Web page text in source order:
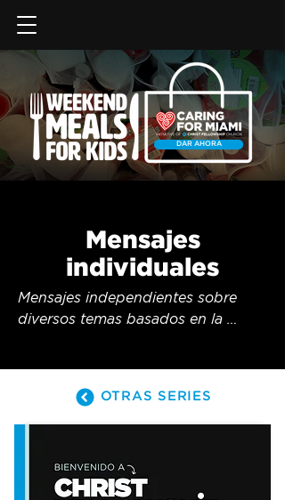
DAR AHORA
Mensajes
individuales
Mensajes independientes sobre
diversos temas basados en la
OTRAS SERIES